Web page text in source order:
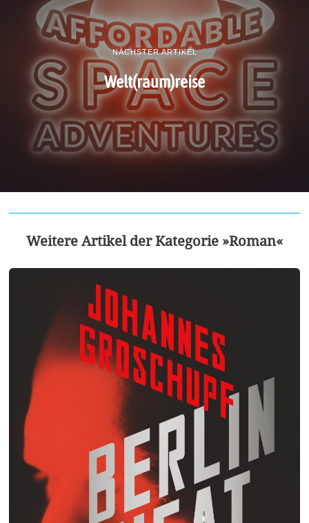
NÄCHSTER ARTIKEL
Welt(raum)reise
Weitere Artikel der Kategorie »Roman«